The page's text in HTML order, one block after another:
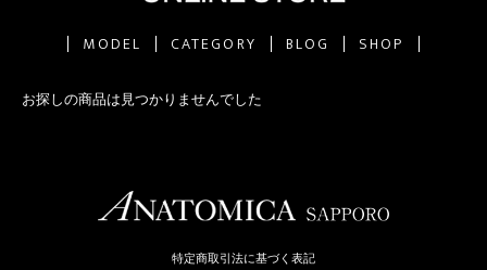
MODEL CATEGORY BLOG SHOP
お探しの商品は見つかりませんでした
特定商取引法に基づく表記